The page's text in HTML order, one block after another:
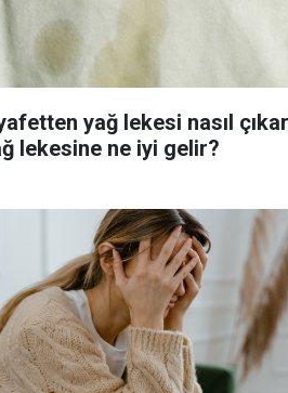
yağ lekesi nasıl
lekesine ne iyi gelir?